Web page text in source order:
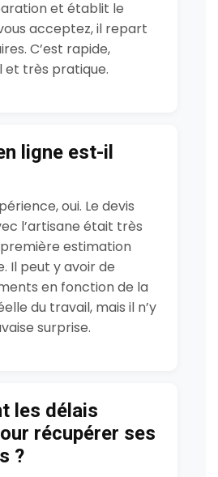
et établit le
acceptez, il repart
C’est rapide,
et très pratique.
ligne est-il
oui. Le devis
l’artisane était très
estimation
Il peut y avoir de
en fonction de la
du travail, mais il n’y
surprise.
les délais
récupérer ses
?